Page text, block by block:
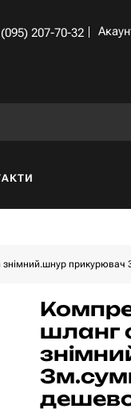
207-70-32
прикурювач
шланг